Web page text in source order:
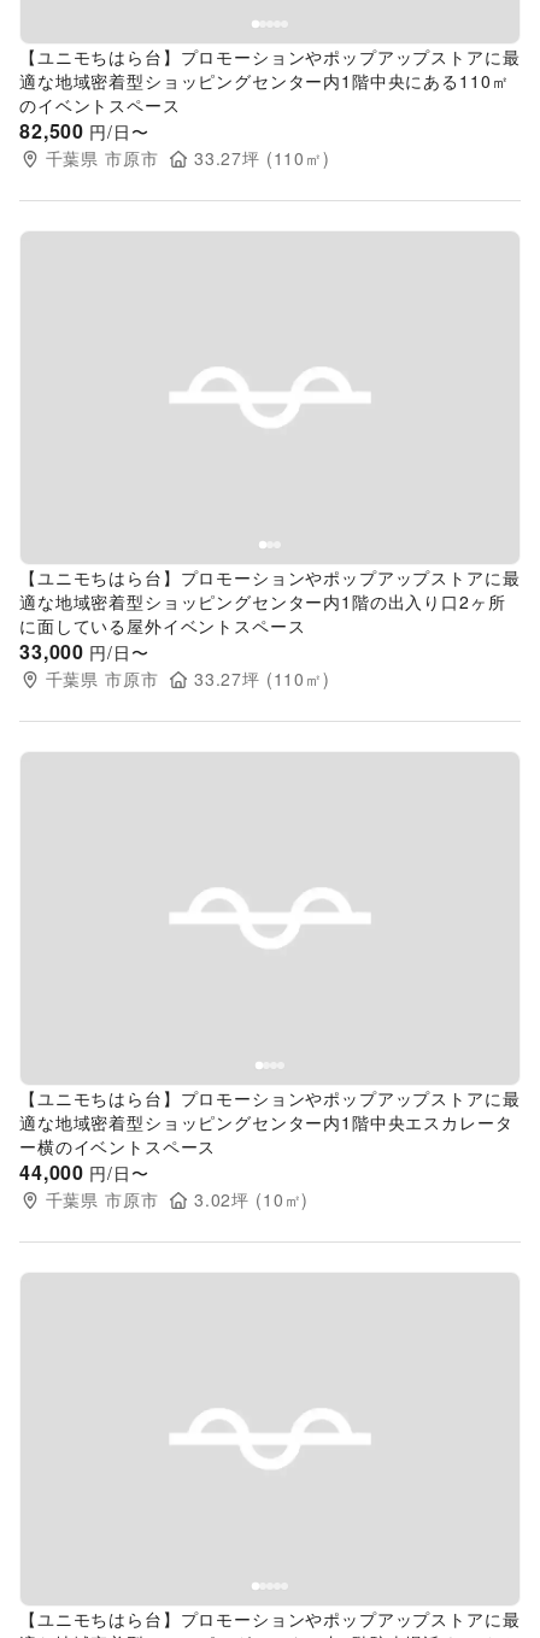
【ユニモちはら台】プロモーションやポップアップストアに最
適な地域密着型ショッピングセンター内1階中央にある110㎡
のイベントスペース
82,500 円/日〜
千葉県 市原市 33.27坪 (110 ㎡)
Previous slide
【ユニモちはら台】プロモーションやポップアップストアに最
適な地域密着型ショッピングセンター内1階の出入り口2ヶ所
に面している屋外イベントスペース
33,000 円/日〜
千葉県 市原市 33.27坪 (110 ㎡)
Previous slide
【ユニモちはら台】プロモーションやポップアップストアに最
適な地域密着型ショッピングセンター内1階中央エスカレータ
ー横のイベントスペース
44,000 円/日〜
千葉県 市原市 3.02坪 (10 ㎡)
Previous slide
【ユニモちはら台】プロモーションやポップアップストアに最